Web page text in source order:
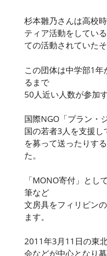
杉本雛乃さんは高校
ティア活動をしてい
ての活動されていたそ
この団体は中学部1
るまで
50人近い人数が参加
国際NGO「プラン・
国の若者3人を支援
を募って送ったりす
た。
「MONO寄付」とし
筆など
文房具をフィリピン
ます。
2011年3月11日の東
会などが中心となり